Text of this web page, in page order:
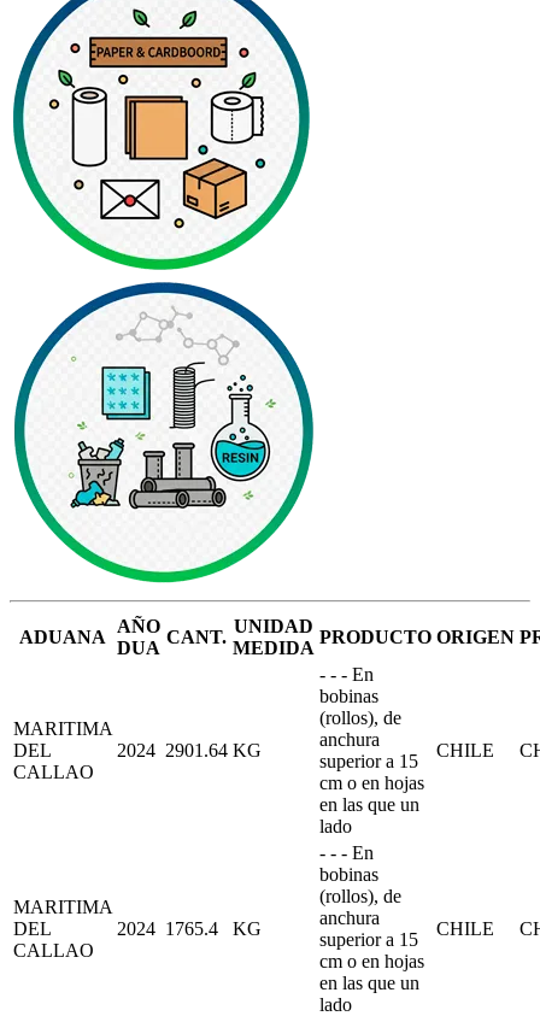
ADUANA
AÑO
DUA
CANT.
UNIDAD
MEDIDA
PRODUCTO ORIGEN
MARITIMA
DEL
CALLAO
2024 2901.64 KG
- - - En
bobinas
(rollos), de
anchura
superior a 15
cm o en hojas
en las que un
lado
CHILE
MARITIMA
DEL
CALLAO
2024 1765.4 KG
- - - En
bobinas
(rollos), de
anchura
superior a 15
cm o en hojas
en las que un
lado
CHILE